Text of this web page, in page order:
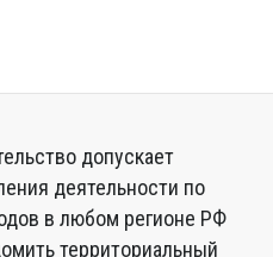
допускает
деятельности по
в любом регионе РФ
территориальный